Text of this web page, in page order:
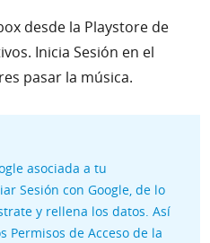
desde la Playstore de
Inicia Sesión en el
pasar la música.
asociada a tu
Sesión con Google, de lo
y rellena los datos. Así
Permisos de Acceso de la